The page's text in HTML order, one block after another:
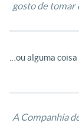
gosto de tomar
…ou alguma
A Companhia